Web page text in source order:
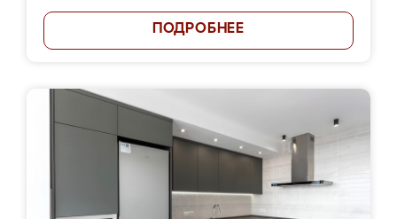
ПОДРОБНЕЕ